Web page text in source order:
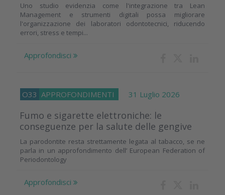
Uno studio evidenzia come l'integrazione tra Lean
Management e strumenti digitali possa migliorare
l'organizzazione dei laboratori odontotecnici, riducendo
errori, stress e tempi...
Approfondisci
O33 APPROFONDIMENTI 31 Luglio 2026
Fumo e sigarette elettroniche: le
conseguenze per la salute delle gengive
La parodontite resta strettamente legata al tabacco, se ne
parla in un approfondimento dell’ European Federation of
Periodontology
Approfondisci